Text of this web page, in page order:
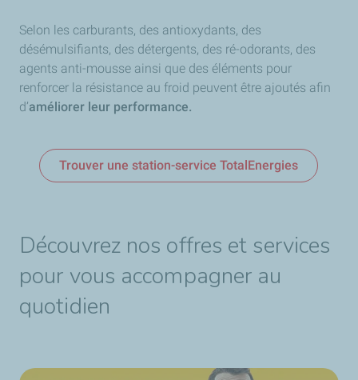
Selon les carburants, des antioxydants, des
désémulsifiants, des détergents, des ré-odorants, des
agents anti-mousse ainsi que des éléments pour
renforcer la résistance au froid peuvent être ajoutés afin
d’améliorer leur performance.
Trouver une station-service TotalEnergies
Découvrez nos offres et services
pour vous accompagner au
quotidien